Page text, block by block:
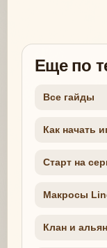
Еще по
Все гайды
Как начать
Старт на
Макросы
Клан и